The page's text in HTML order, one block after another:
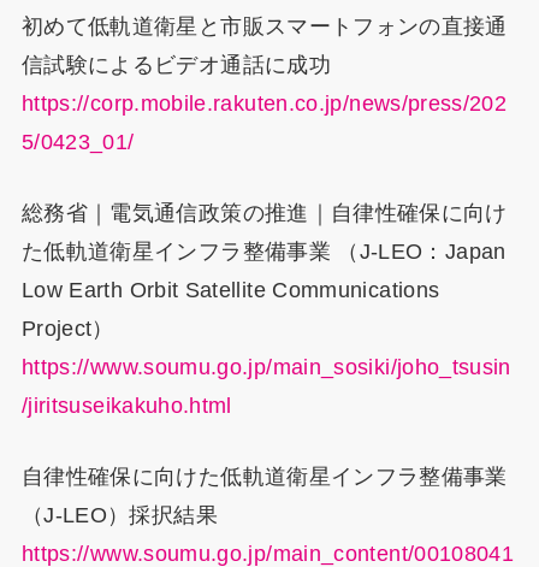
初めて低軌道衛星と市販スマートフォンの直接通
信試験によるビデオ通話に成功
https://corp.mobile.rakuten.co.jp/news/press/202
5/0423_01/
総務省｜電気通信政策の推進｜自律性確保に向け
た低軌道衛星インフラ整備事業 （J-LEO：Japan
Low Earth Orbit Satellite Communications
Project）
https://www.soumu.go.jp/main_sosiki/joho_tsusin
/jiritsuseikakuho.html
自律性確保に向けた低軌道衛星インフラ整備事業
（J-LEO）採択結果
https://www.soumu.go.jp/main_content/00108041